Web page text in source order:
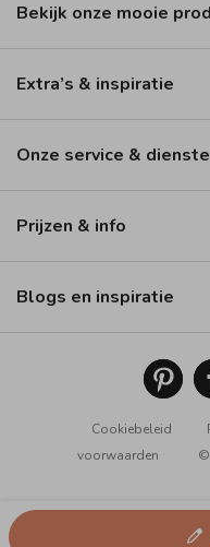
Bekijk onze mooie
Extra’s & inspiratie
Onze service &
Prijzen & info
Blogs en inspiratie
Cookiebeleid
voorwaarden
©